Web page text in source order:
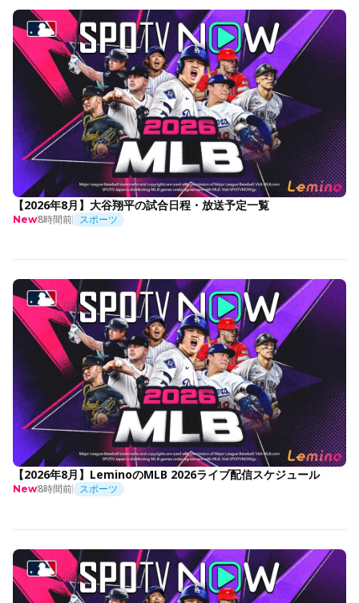
【2026年8月】大谷翔平の試合日程・放送予定一覧
New8時間前 スポーツ
【2026年8月】LeminoのMLB 2026ライブ配信スケジュール
New8時間前 スポーツ